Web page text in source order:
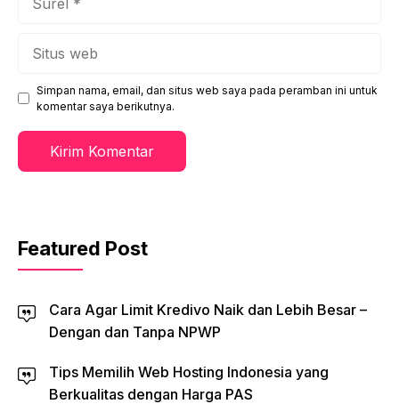
Simpan nama, email, dan situs web saya pada peramban ini untuk
komentar saya berikutnya.
Featured Post
Cara Agar Limit Kredivo Naik dan Lebih Besar –
Dengan dan Tanpa NPWP
Tips Memilih Web Hosting Indonesia yang
Berkualitas dengan Harga PAS